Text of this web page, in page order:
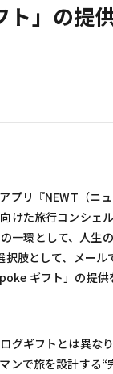
ト」の提
プリ『NEWT（ニ
けた旅行コンシェ
一環として、人生
択肢として、メール
ギフト」の提供
グギフトとは異な
ンで旅を設計する“